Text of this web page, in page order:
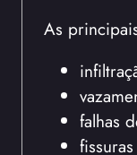
As
falhas